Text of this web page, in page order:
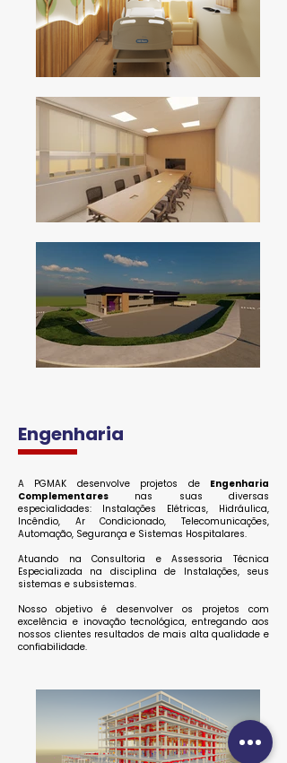
Engenharia
A PGMAK desenvolve projetos de Engenharia
Complementares nas suas diversas
especialidades: Instalações Elétricas, Hidráulica,
Incêndio, Ar Condicionado, Telecomunicações,
Automação, Segurança e Sistemas Hospitalares.
Atuando na Consultoria e Assessoria Técnica
Especializada na disciplina de Instalações, seus
sistemas e subsistemas.
Nosso objetivo é desenvolver os projetos com
excelência e inovação tecnológica, entregando aos
nossos clientes resultados de mais alta qualidade e
confiabilidade.